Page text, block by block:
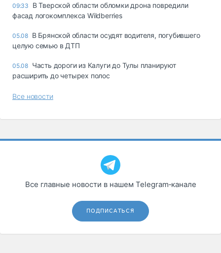
09:33
В Тверской области обломки дрона повредили
фасад логокомплекса Wildberries
05.08 В Брянской области осудят водителя, погубившего
целую семью в ДТП
05.08 Часть дороги из Калуги до Тулы планируют
расширить до четырех полос
Все новости
Все главные новости в нашем Telegram‑канале
ПОДПИСАТЬСЯ